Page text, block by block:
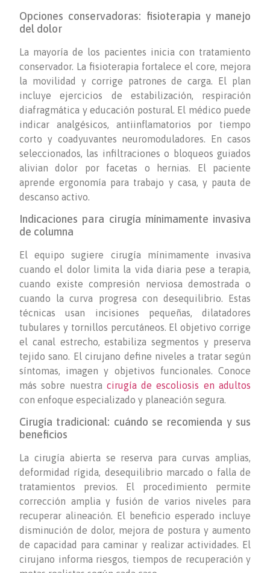
Opciones conservadoras: fisioterapia y manejo
del dolor
La mayoría de los pacientes inicia con tratamiento
conservador. La fisioterapia fortalece el core, mejora
la movilidad y corrige patrones de carga. El plan
incluye ejercicios de estabilización, respiración
diafragmática y educación postural. El médico puede
indicar analgésicos, antiinflamatorios por tiempo
corto y coadyuvantes neuromoduladores. En casos
seleccionados, las infiltraciones o bloqueos guiados
alivian dolor por facetas o hernias. El paciente
aprende ergonomía para trabajo y casa, y pauta de
descanso activo.
Indicaciones para cirugía mínimamente invasiva
de columna
El equipo sugiere cirugía mínimamente invasiva
cuando el dolor limita la vida diaria pese a terapia,
cuando existe compresión nerviosa demostrada o
cuando la curva progresa con desequilibrio. Estas
técnicas usan incisiones pequeñas, dilatadores
tubulares y tornillos percutáneos. El objetivo corrige
el canal estrecho, estabiliza segmentos y preserva
tejido sano. El cirujano define niveles a tratar según
síntomas, imagen y objetivos funcionales. Conoce
más sobre nuestra cirugía de escoliosis en adultos
con enfoque especializado y planeación segura.
Cirugía tradicional: cuándo se recomienda y sus
beneficios
La cirugía abierta se reserva para curvas amplias,
deformidad rígida, desequilibrio marcado o falla de
tratamientos previos. El procedimiento permite
corrección amplia y fusión de varios niveles para
recuperar alineación. El beneficio esperado incluye
disminución de dolor, mejora de postura y aumento
de capacidad para caminar y realizar actividades. El
cirujano informa riesgos, tiempos de recuperación y